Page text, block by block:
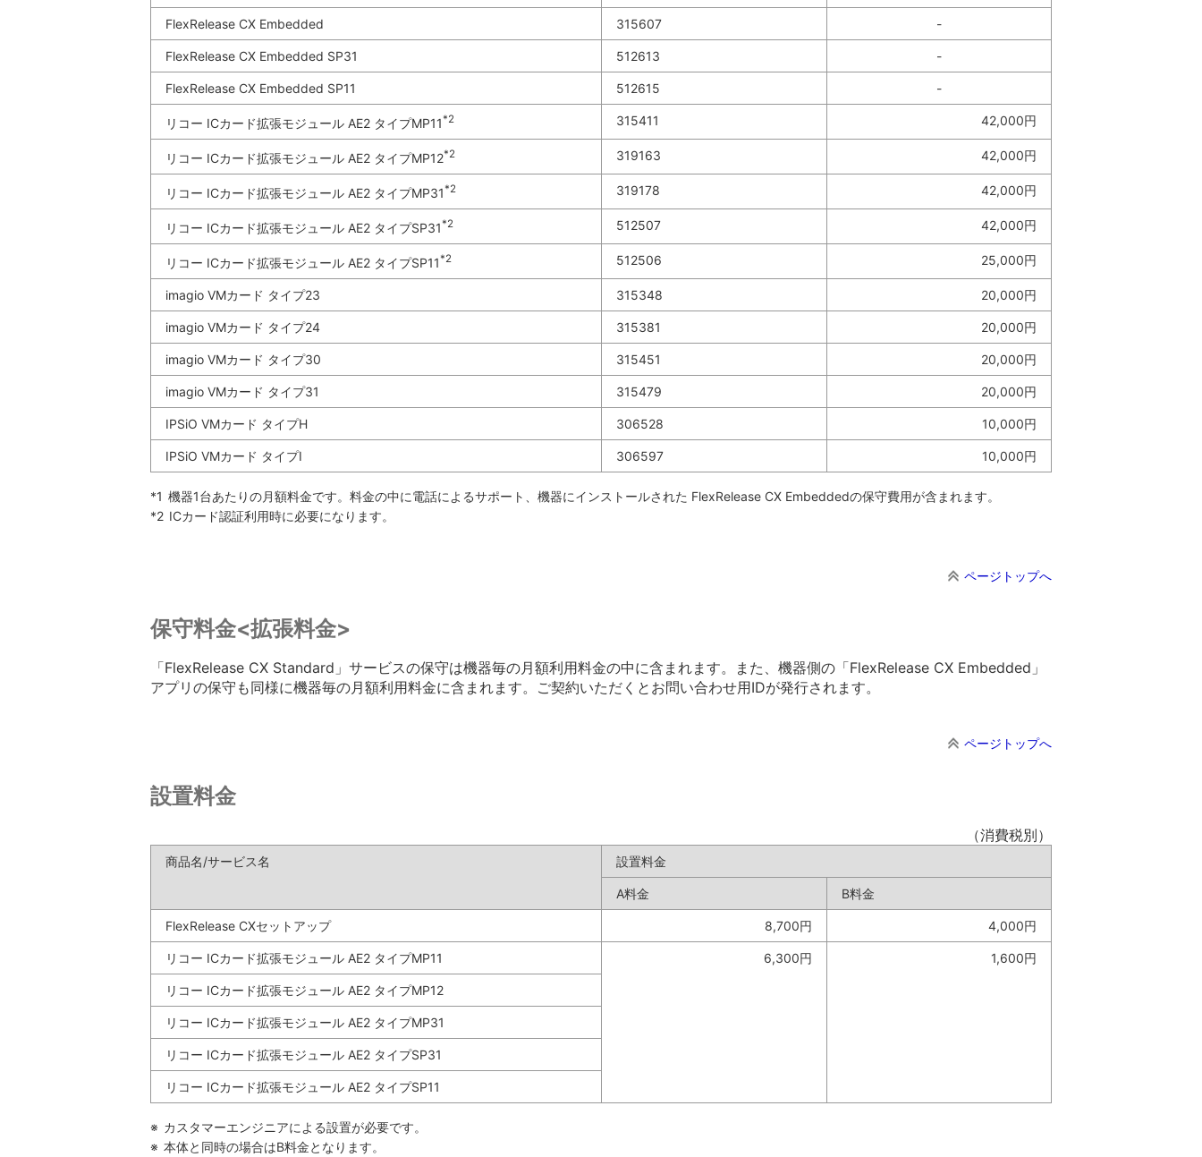
FlexRelease CX Embedded 315607 -
FlexRelease CX Embedded SP31 512613 -
FlexRelease CX Embedded SP11 512615 -
リコー ICカード拡張モジュール AE2 タイプMP11 *2 315411 42,000円
リコー ICカード拡張モジュール AE2 タイプMP12*2 319163 42,000円
リコー ICカード拡張モジュール AE2 タイプMP31 *2 319178 42,000円
リコー ICカード拡張モジュール AE2 タイプSP31 *2 512507 42,000円
リコー ICカード拡張モジュール AE2 タイプSP11 *2 512506 25,000円
imagio VMカード タイプ23 315348 20,000円
imagio VMカード タイプ24 315381 20,000円
imagio VMカード タイプ30 315451 20,000円
imagio VMカード タイプ31 315479 20,000円
IPSiO VMカード タイプH 306528 10,000円
IPSiO VMカード タイプI 306597 10,000円
*1 機器1台あたりの月額料金です。料金の中に電話によるサポート、機器にインストールされた FlexRelease CX Embeddedの保守費用が含まれます。
*2 ICカード認証利用時に必要になります。
ページトップへ
保守料金<拡張料金>
「FlexRelease CX Standard」サービスの保守は機器毎の月額利用料金の中に含まれます。また、機器側の「FlexRelease CX Embedded」
アプリの保守も同様に機器毎の月額利用料金に含まれます。ご契約いただくとお問い合わせ用IDが発行されます。
ページトップへ
設置料金
（消費税別）
商品名/サービス名 設置料金
A料金 B料金
FlexRelease CXセットアップ 8,700円 4,000円
リコー ICカード拡張モジュール AE2 タイプMP11 6,300円 1,600円
リコー ICカード拡張モジュール AE2 タイプMP12
リコー ICカード拡張モジュール AE2 タイプMP31
リコー ICカード拡張モジュール AE2 タイプSP31
リコー ICカード拡張モジュール AE2 タイプSP11
※ カスタマーエンジニアによる設置が必要です。
※ 本体と同時の場合はB料金となります。